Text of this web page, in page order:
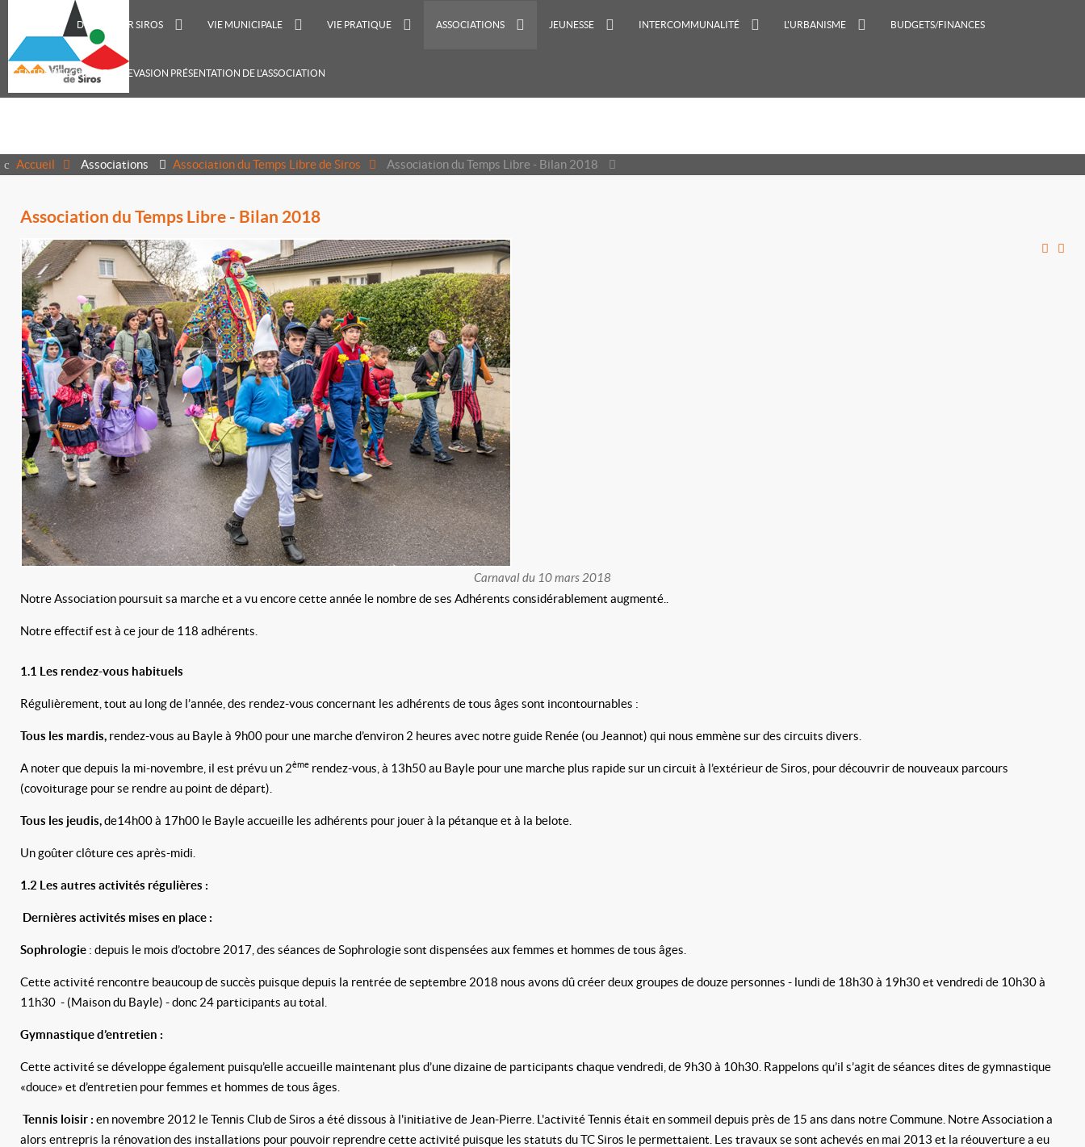
DÉCOUVRIR SIROS VIE MUNICIPALE VIE PRATIQUE ASSOCIATIONS JEUNESSE INTERCOMMUNALITÉ L'URBANISME BUDGETS/FINANCES
CENTRE DE LOISIRS RECREVASION PRÉSENTATION DE L'ASSOCIATION
Accueil Associations Association du Temps Libre de Siros Association du Temps Libre - Bilan 2018
Association du Temps Libre - Bilan 2018
Carnaval du 10 mars 2018
Notre Association poursuit sa marche et a vu encore cette année le nombre de ses Adhérents considérablement augmenté..
Notre effectif est à ce jour de 118 adhérents.
1.1 Les rendez-vous habituels
Régulièrement, tout au long de l’année, des rendez-vous concernant les adhérents de tous âges sont incontournables :
Tous les mardis, rendez-vous au Bayle à 9h00 pour une marche d’environ 2 heures avec notre guide Renée (ou Jeannot) qui nous emmène sur des circuits divers.
A noter que depuis la mi-novembre, il est prévu un 2ème rendez-vous, à 13h50 au Bayle pour une marche plus rapide sur un circuit à l’extérieur de Siros, pour découvrir de nouveaux parcours
(covoiturage pour se rendre au point de départ).
Tous les jeudis,de14h00 à 17h00 le Bayle accueille les adhérents pour jouer à la pétanque et à la belote.
Un goûter clôture ces après-midi.
1.2 Les autres activités régulières :
Dernières activités mises en place :
Sophrologie : depuis le mois d’octobre 2017, des séances de Sophrologie sont dispensées aux femmes et hommes de tous âges.
Cette activité rencontre beaucoup de succès puisque depuis la rentrée de septembre 2018 nous avons dû créer deux groupes de douze personnes - lundi de 18h30 à 19h30 et vendredi de 10h30 à
11h30 - (Maison du Bayle) - donc 24 participants au total.
Gymnastique d’entretien :
Cette activité se développe également puisqu’elle accueille maintenant plus d’une dizaine de participants chaque vendredi, de 9h30 à 10h30. Rappelons qu’il s’agit de séances dites de gymnastique
«douce» et d’entretien pour femmes et hommes de tous âges.
Tennis loisir : en novembre 2012 le Tennis Club de Siros a été dissous à l'initiative de Jean-Pierre. L'activité Tennis était en sommeil depuis près de 15 ans dans notre Commune. Notre Association a
alors entrepris la rénovation des installations pour pouvoir reprendre cette activité puisque les statuts du TC Siros le permettaient. Les travaux se sont achevés en mai 2013 et la réouverture a eu